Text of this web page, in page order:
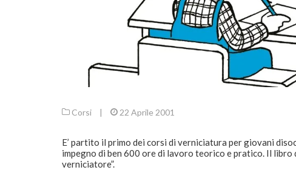
Corsi | 22 Aprile 2001
E’ partito il primo dei corsi di verniciatura per giovani
impegno di ben 600 ore di lavoro teorico e pratico. Il
verniciatore”.